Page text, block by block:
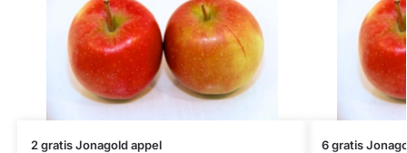
2 gratis Jonagold appel 6 gratis